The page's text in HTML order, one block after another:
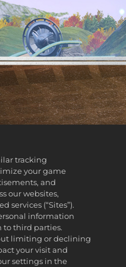
載具變成幽靈形態，體
態下，你可以毫無阻礙
裝備。甚至在崎嶇地形
續期間，如果你身旁有
突然現身，對新鄰居造
tracking
your game
and
our websites,
services (“Sites”).
information
third parties.
limiting or declining
your visit and
settings in the